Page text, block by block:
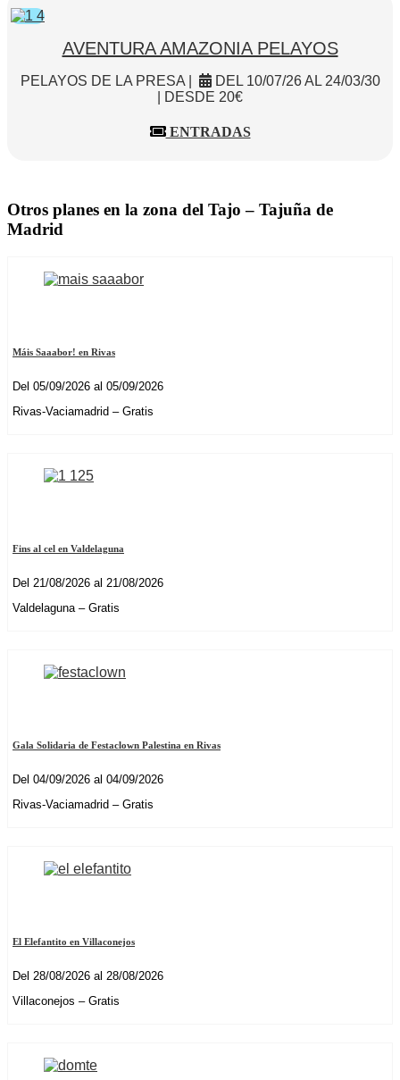
AVENTURA AMAZONIA PELAYOS
PELAYOS DE LA PRESA |
DEL 10/07/26 AL 24/03/30
| DESDE 20€
ENTRADAS
Otros planes en la zona del Tajo – Tajuña de
Madrid
Máis Saaabor! en Rivas
Del 05/09/2026 al 05/09/2026
Rivas-Vaciamadrid – Gratis
Fins al cel en Valdelaguna
Del 21/08/2026 al 21/08/2026
Valdelaguna – Gratis
Gala Solidaria de Festaclown Palestina en Rivas
Del 04/09/2026 al 04/09/2026
Rivas-Vaciamadrid – Gratis
El Elefantito en Villaconejos
Del 28/08/2026 al 28/08/2026
Villaconejos – Gratis